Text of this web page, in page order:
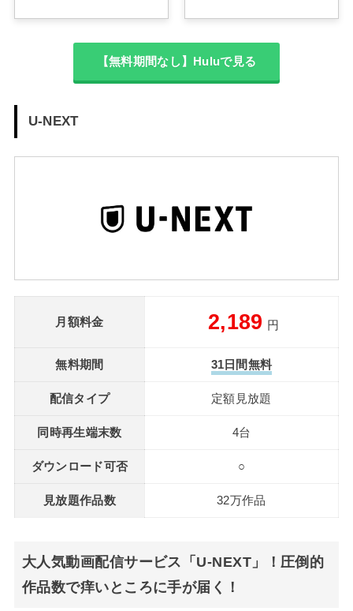
【無料期間なし】Huluで見る
U-NEXT
月額料金 2,189 円
無料期間 31日間無料
配信タイプ 定額見放題
同時再生端末数 4台
ダウンロード可否 ○
見放題作品数 32万作品
大人気動画配信サービス「U-NEXT」！圧倒的
作品数で痒いところに手が届く！